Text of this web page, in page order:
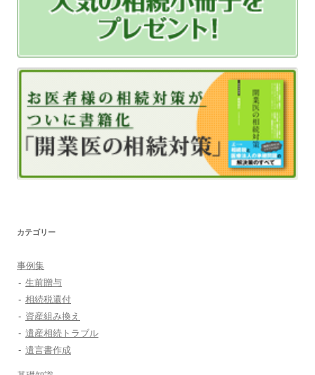
カテゴリー
事例集
生前贈与
相続税還付
資産組み換え
遺産相続トラブル
遺言書作成